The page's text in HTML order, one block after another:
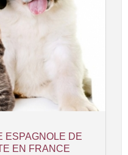
ESPAGNOLE DE
EN FRANCE